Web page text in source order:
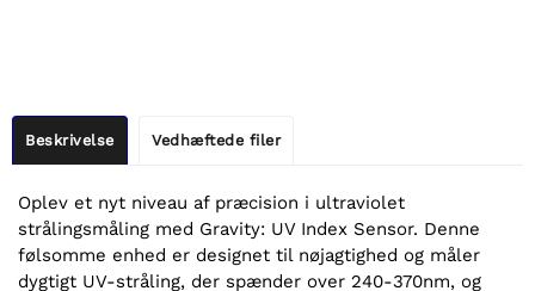
Beskrivelse Vedhæftede filer
Oplev et nyt niveau af præcision i ultraviolet
strålingsmåling med Gravity: UV Index Sensor. Denne
følsomme enhed er designet til nøjagtighed og måler
dygtigt UV-stråling, der spænder over 240-370nm, og